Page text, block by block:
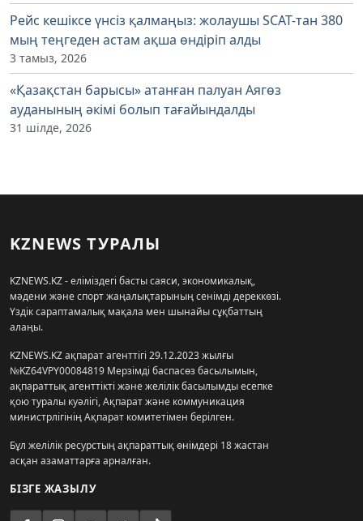
Рейс кешіксе үнсіз қалмаңыз: жолаушы SCAT-тан 380
мың теңгеден астам ақша өндіріп алды
3 тамыз, 2026
«Қазақстан барысы» атанған палуан Аягөз
ауданының әкімі болып тағайындалды
31 шілде, 2026
KZNEWS ТУРАЛЫ
KZNEWS.KZ - еліміздегі басты саяси, экономикалық,
мәдени және спорт жаңалықтарының сенімді дереккөзі.
Үздік сараптамалық мақала мен шынайы сұқбаттың
алаңы.
KZNEWS.KZ ақпарат агенттігі 29.12.2023 жылғы
№KZ64VPY00084819 Мерзімді баспасөз басылымын,
ақпараттық агенттікті және желілік басылымды есепке
қою туралы куәлігі, Ақпарат және коммуникация
министрлігінің Ақпарат комитетімен берілген.
Бұл желілік ресурстың ақпараттық өнімдері 18 жастан
асқан азаматтарға арналған.
БІЗГЕ ЖАЗЫЛУ